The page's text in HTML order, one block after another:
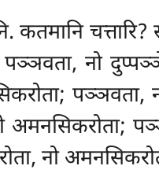
कतमानि
नो
अमनसिकरोता;
नो